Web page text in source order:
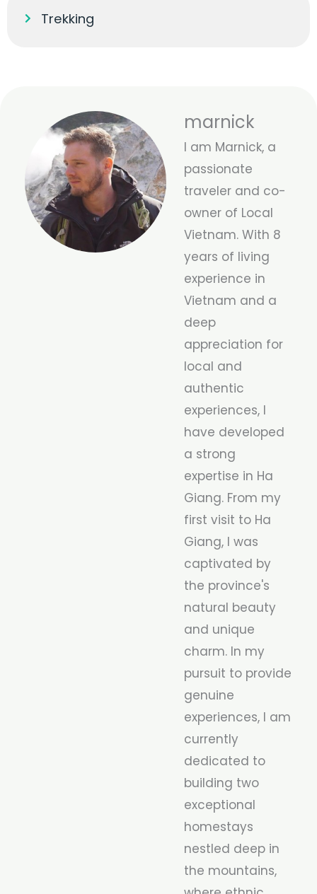
Trekking
marnick
I am Marnick, a
passionate
traveler and co-
owner of Local
Vietnam. With 8
years of living
experience in
Vietnam and a
deep
appreciation for
local and
authentic
experiences, I
have developed
a strong
expertise in Ha
Giang. From my
first visit to Ha
Giang, I was
captivated by
the province's
natural beauty
and unique
charm. In my
pursuit to provide
genuine
experiences, I am
currently
dedicated to
building two
exceptional
homestays
nestled deep in
the mountains,